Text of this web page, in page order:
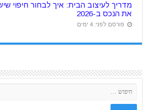
מדריך לעיצוב הבית: איך לבחור חיפוי
את הנכס ב-2026
פורסם לפני: 4 ימים